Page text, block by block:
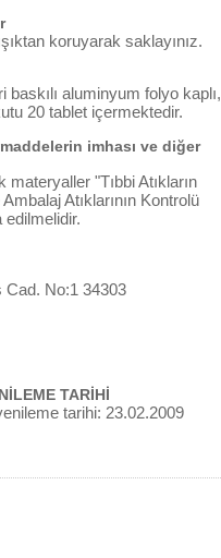
koruyarak saklayınız.
aluminyum folyo kaplı,
20 tablet içermektedir.
imhası ve diğer
materyaller "Tıbbi Atıkların
Atıklarının Kontrolü
Cad. No:1 34303
TARİHİ
tarihi: 23.02.2009